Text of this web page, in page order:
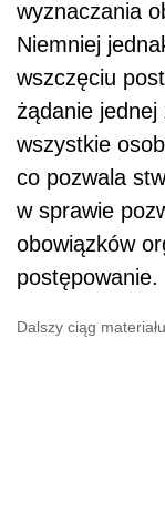
wyznaczania
Niemniej
wszczęciu
żądanie
wszystkie
co pozwala
w sprawie
obowiązków
postępowanie.
Dalszy ciąg